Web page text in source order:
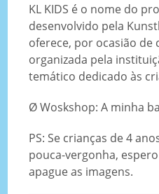
KL KIDS é o nome do
desenvolvido pela
oferece, por ocasião de
organizada pela
temático dedicado às
Ø Woskshop: A minha
PS: Se crianças de 4
pouca-vergonha,
apague as imagens.